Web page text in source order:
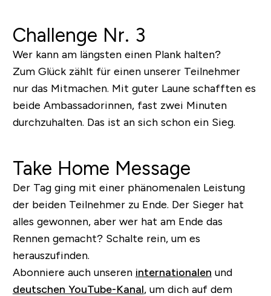
Challenge Nr. 3
Wer kann am längsten einen Plank halten?
Zum Glück zählt für einen unserer Teilnehmer
nur das Mitmachen. Mit guter Laune schafften es
beide Ambassadorinnen, fast zwei Minuten
durchzuhalten. Das ist an sich schon ein Sieg.
Take Home Message
Der Tag ging mit einer phänomenalen Leistung
der beiden Teilnehmer zu Ende. Der Sieger hat
alles gewonnen, aber wer hat am Ende das
Rennen gemacht? Schalte rein, um es
herauszufinden.
Abonniere auch unseren internationalen und
deutschen YouTube-Kanal, um dich auf dem